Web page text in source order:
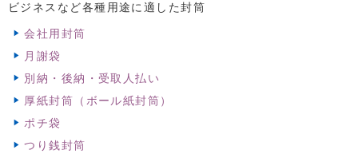
ビジネスなど各種用途に適した封筒
会社用封筒
月謝袋
別納・後納・受取人払い
厚紙封筒（ボール紙封筒）
ポチ袋
つり銭封筒